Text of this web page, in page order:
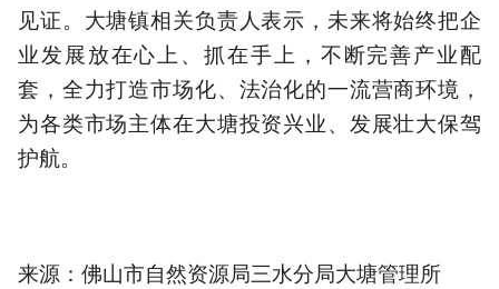
见证。大塘镇相关负责人表示，未来将始终把企
业发展放在心上、抓在手上，不断完善产业配
套，全力打造市场化、法治化的一流营商环境，
为各类市场主体在大塘投资兴业、发展壮大保驾
护航。
来源：佛山市自然资源局三水分局大塘管理所